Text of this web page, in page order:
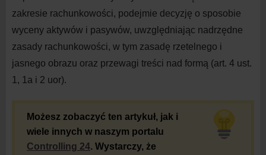
zakresie rachunkowości, podejmie decyzję o sposobie
wyceny aktywów i pasywów, uwzględniając nadrzędne
zasady rachunkowości, w tym zasadę rzetelnego i
jasnego obrazu oraz przewagi treści nad formą (art. 4 ust.
1, 1a i 2 uor).
Możesz zobaczyć ten artykuł, jak i
wiele innych w naszym portalu
Controlling 24. Wystarczy, że